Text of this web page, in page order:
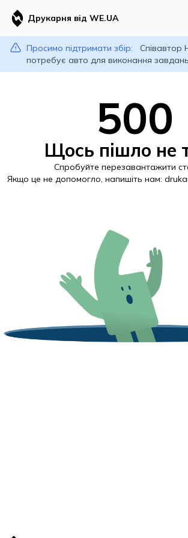
Друкарня від WE.UA
Просимо підтримати збір:
Співавтор
потребує авто для виконання завдань
500
Щось пішло не
Спробуйте перезавантажити
Якщо це не допомогло, напишіть нам: